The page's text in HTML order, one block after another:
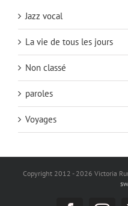
Jazz vocal
La vie de tous les jours
Non classé
paroles
Voyages
Copyright 2012 - 2026 Victoria